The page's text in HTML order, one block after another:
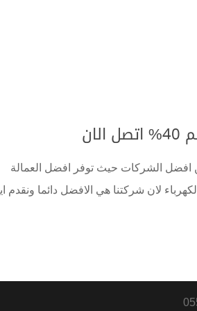
افضل الشركات حيث توفر افضل العمالة
لان شركتنا هي الافضل دائما ونقدم